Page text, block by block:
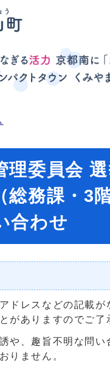
理委員会
総務課・3
合わせ
ドレスなどの記載が
がありますのでご了
や、趣旨不明な問い
りません。